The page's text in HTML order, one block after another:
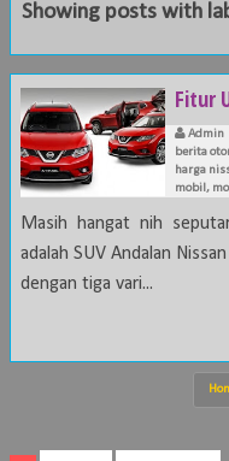
Showing posts with
Fitur
Admin
berita
harga
mobil ,
Masih hangat nih
adalah SUV Andalan
dengan tiga vari...